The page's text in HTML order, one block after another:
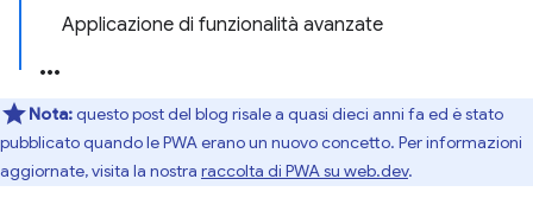
Applicazione di funzionalità avanzate
Nota:questo post del blog risale a quasi dieci anni fa ed è stato
pubblicato quando le PWA erano un nuovo concetto. Per informazioni
aggiornate, visita la nostra raccolta di PWA su web.dev.